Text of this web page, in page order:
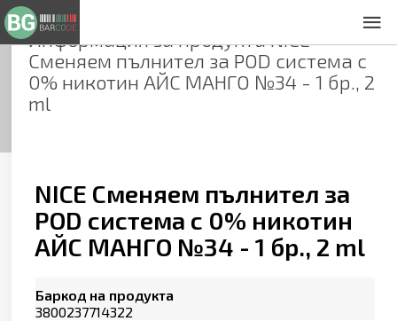
Информация за продуктаNICE
Сменяем пълнител за POD система с
0% никотин АЙС МАНГО №34 - 1 бр., 2
ml
NICE Сменяем пълнител за
POD система с 0% никотин
АЙС МАНГО №34 - 1 бр., 2 ml
Баркод на продукта
3800237714322
Общи условия
Декларация за проверителност